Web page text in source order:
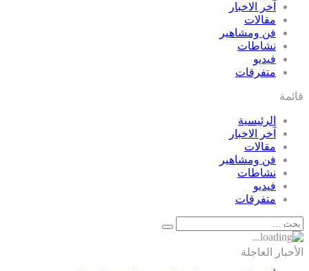
آخر الاخبار
مقالات
فن ومشاهير
نشاطات
فيديو
متفرقات
قائمة
الرئيسية
آخر الاخبار
مقالات
فن ومشاهير
نشاطات
فيديو
متفرقات
الأخبار العاجلة